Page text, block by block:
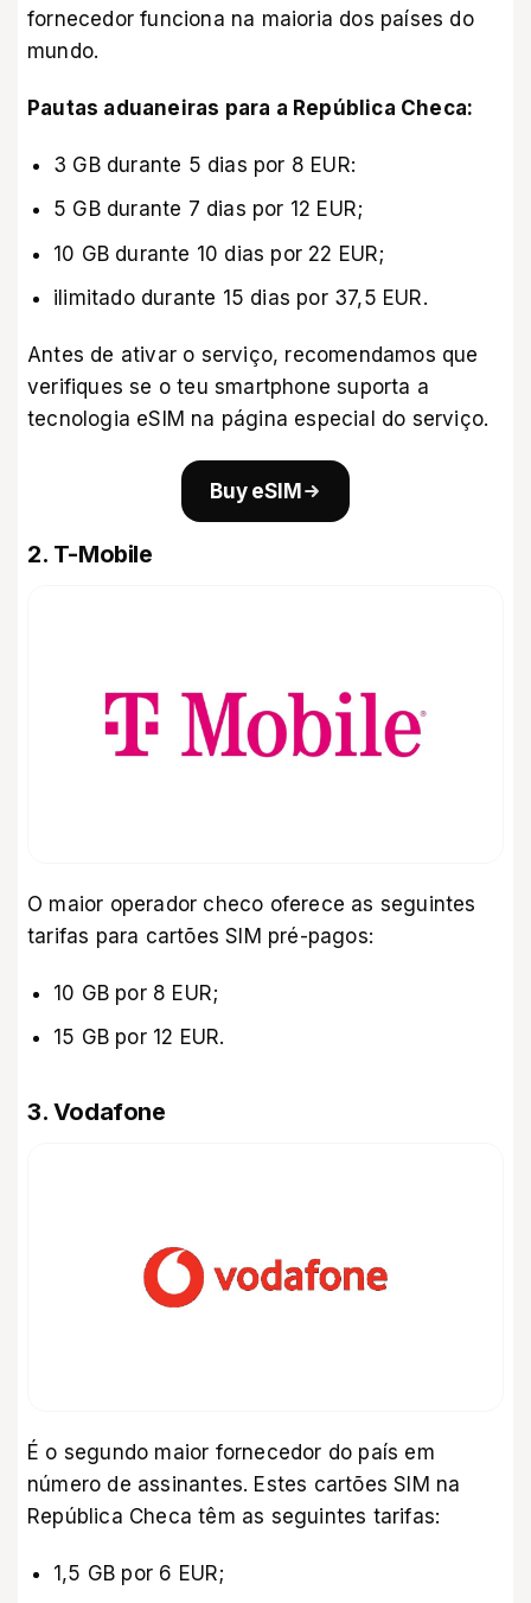
fornecedor funciona na maioria dos países do
mundo.
Pautas aduaneiras para a República Checa:
3 GB durante 5 dias por 8 EUR:
5 GB durante 7 dias por 12 EUR;
10 GB durante 10 dias por 22 EUR;
ilimitado durante 15 dias por 37,5 EUR.
Antes de ativar o serviço, recomendamos que
verifiques se o teu smartphone suporta a
tecnologia eSIM na página especial do serviço.
Buy eSIM
2. T-Mobile
O maior operador checo oferece as seguintes
tarifas para cartões SIM pré-pagos:
10 GB por 8 EUR;
15 GB por 12 EUR.
3. Vodafone
É o segundo maior fornecedor do país em
número de assinantes. Estes cartões SIM na
República Checa têm as seguintes tarifas:
1,5 GB por 6 EUR;